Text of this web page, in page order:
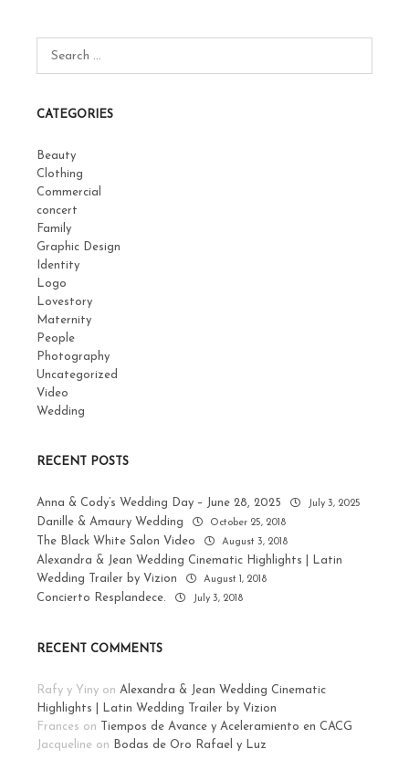
CATEGORIES
Beauty
Clothing
Commercial
concert
Family
Graphic Design
Identity
Logo
Lovestory
Maternity
People
Photography
Uncategorized
Video
Wedding
RECENT POSTS
Anna & Cody’s Wedding Day – June 28, 2025 July 3, 2025
Danille & Amaury Wedding October 25, 2018
The Black White Salon Video August 3, 2018
Alexandra & Jean Wedding Cinematic Highlights | Latin
Wedding Trailer by Vizion
August 1, 2018
Concierto Resplandece. July 3, 2018
RECENT COMMENTS
Rafy y Yiny on Alexandra & Jean Wedding Cinematic
Highlights | Latin Wedding Trailer by Vizion
Frances on
Tiempos de Avance y Aceleramiento en CACG
Jacqueline on Bodas de Oro Rafael y Luz